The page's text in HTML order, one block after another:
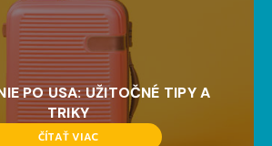
PO USA: UŽITOČNÉ TIPY A
TRIKY
ČÍTAŤ VIAC